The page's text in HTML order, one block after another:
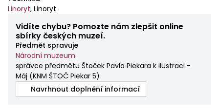
Linoryt, Linoryt
Vidíte chybu? Pomozte nám zlepšit online
sbírky českých muzeí.
Předmět spravuje
Národní muzeum
správce předmětu Štoček Pavla Piekara k ilustraci -
Máj (KNM ŠTOČ Piekar 5)
Navrhnout doplnění informací